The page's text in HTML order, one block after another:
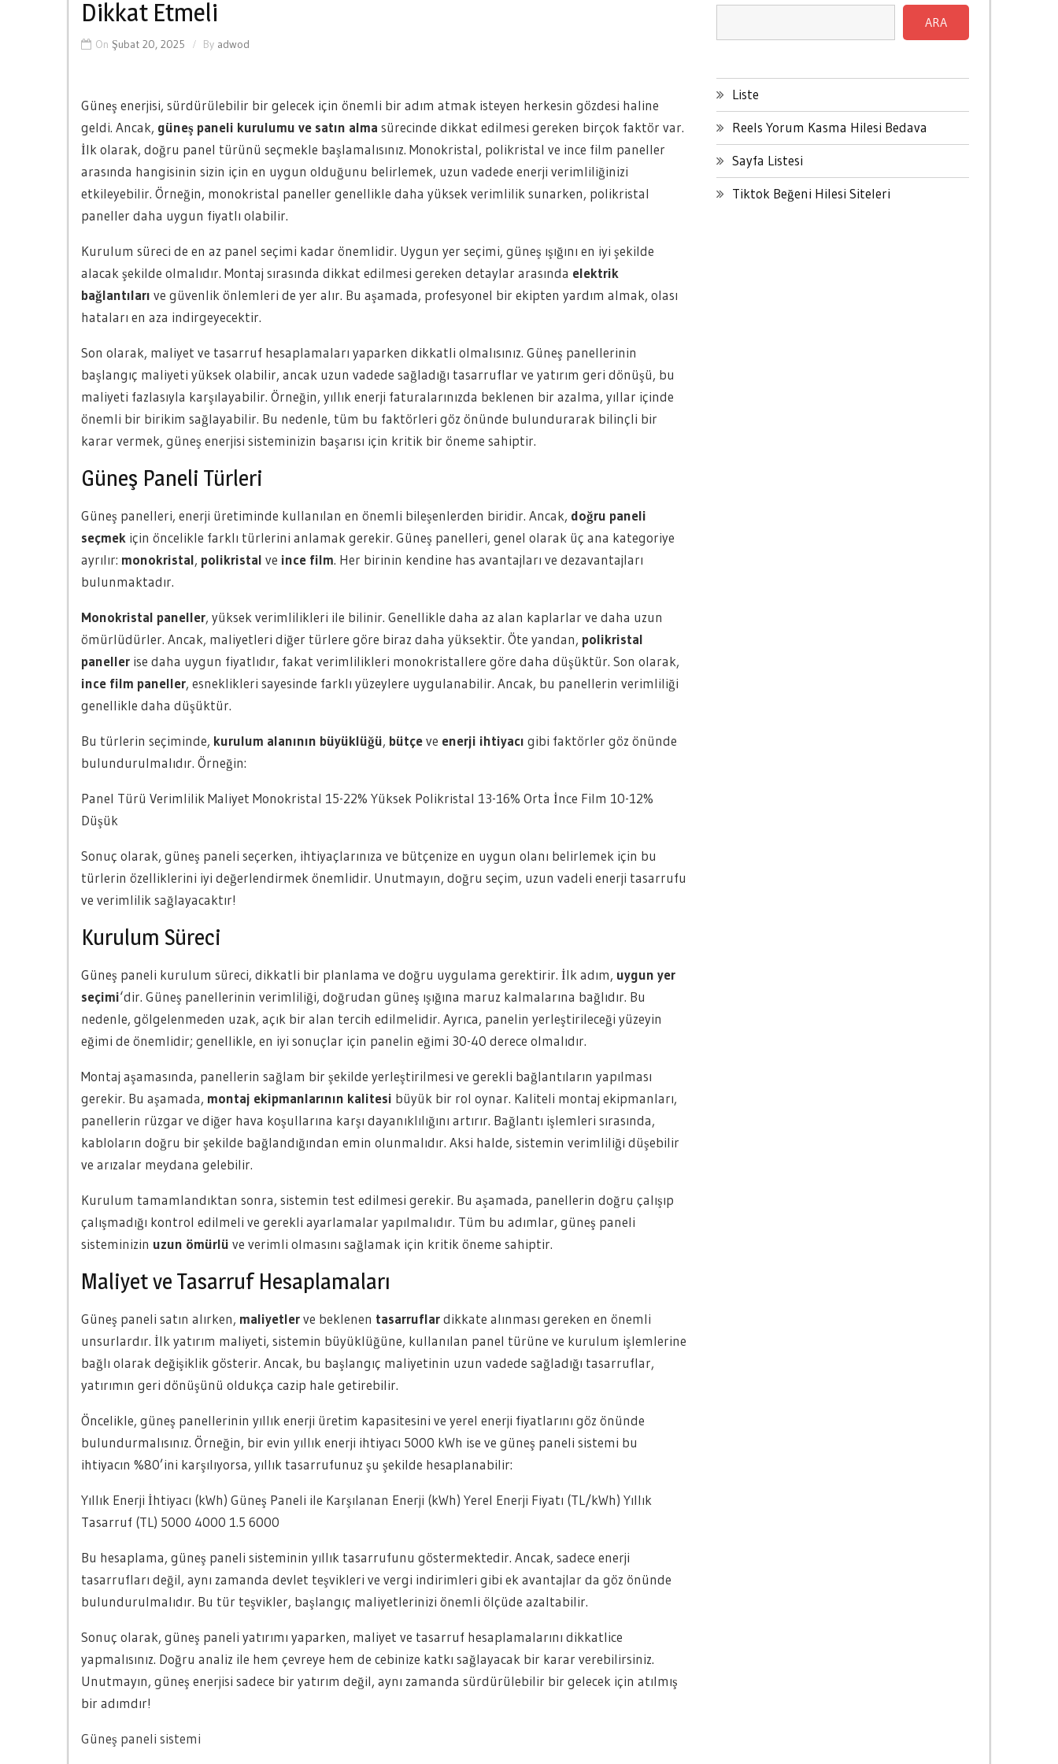
Dikkat Etmeli
On Şubat 20, 2025 By adwod
Güneş enerjisi, sürdürülebilir bir gelecek için önemli bir adım atmak isteyen herkesin gözdesi haline
geldi. Ancak, güneş paneli kurulumu ve satın alma sürecinde dikkat edilmesi gereken birçok faktör var.
İlk olarak, doğru panel türünü seçmekle başlamalısınız. Monokristal, polikristal ve ince film paneller
arasında hangisinin sizin için en uygun olduğunu belirlemek, uzun vadede enerji verimliliğinizi
etkileyebilir. Örneğin, monokristal paneller genellikle daha yüksek verimlilik sunarken, polikristal
paneller daha uygun fiyatlı olabilir.
Kurulum süreci de en az panel seçimi kadar önemlidir. Uygun yer seçimi, güneş ışığını en iyi şekilde
alacak şekilde olmalıdır. Montaj sırasında dikkat edilmesi gereken detaylar arasında elektrik
bağlantıları ve güvenlik önlemleri de yer alır. Bu aşamada, profesyonel bir ekipten yardım almak, olası
hataları en aza indirgeyecektir.
Son olarak, maliyet ve tasarruf hesaplamaları yaparken dikkatli olmalısınız. Güneş panellerinin
başlangıç maliyeti yüksek olabilir, ancak uzun vadede sağladığı tasarruflar ve yatırım geri dönüşü, bu
maliyeti fazlasıyla karşılayabilir. Örneğin, yıllık enerji faturalarınızda beklenen bir azalma, yıllar içinde
önemli bir birikim sağlayabilir. Bu nedenle, tüm bu faktörleri göz önünde bulundurarak bilinçli bir
karar vermek, güneş enerjisi sisteminizin başarısı için kritik bir öneme sahiptir.
Güneş Paneli Türleri
Güneş panelleri, enerji üretiminde kullanılan en önemli bileşenlerden biridir. Ancak, doğru paneli
seçmek için öncelikle farklı türlerini anlamak gerekir. Güneş panelleri, genel olarak üç ana kategoriye
ayrılır: monokristal, polikristal ve ince film. Her birinin kendine has avantajları ve dezavantajları
bulunmaktadır.
Monokristal paneller, yüksek verimlilikleri ile bilinir. Genellikle daha az alan kaplarlar ve daha uzun
ömürlüdürler. Ancak, maliyetleri diğer türlere göre biraz daha yüksektir. Öte yandan, polikristal
paneller ise daha uygun fiyatlıdır, fakat verimlilikleri monokristallere göre daha düşüktür. Son olarak,
ince film paneller, esneklikleri sayesinde farklı yüzeylere uygulanabilir. Ancak, bu panellerin verimliliği
genellikle daha düşüktür.
Bu türlerin seçiminde, kurulum alanının büyüklüğü, bütçeve enerji ihtiyacı gibi faktörler göz önünde
bulundurulmalıdır. Örneğin:
Panel Türü Verimlilik Maliyet Monokristal 15-22% Yüksek Polikristal 13-16% Orta İnce Film 10-12%
Düşük
Sonuç olarak, güneş paneli seçerken, ihtiyaçlarınıza ve bütçenize en uygun olanı belirlemek için bu
türlerin özelliklerini iyi değerlendirmek önemlidir. Unutmayın, doğru seçim, uzun vadeli enerji tasarrufu
ve verimlilik sağlayacaktır!
Kurulum Süreci
Güneş paneli kurulum süreci, dikkatli bir planlama ve doğru uygulama gerektirir. İlk adım, uygun yer
seçimi‘dir. Güneş panellerinin verimliliği, doğrudan güneş ışığına maruz kalmalarına bağlıdır. Bu
nedenle, gölgelenmeden uzak, açık bir alan tercih edilmelidir. Ayrıca, panelin yerleştirileceği yüzeyin
eğimi de önemlidir; genellikle, en iyi sonuçlar için panelin eğimi 30-40 derece olmalıdır.
Montaj aşamasında, panellerin sağlam bir şekilde yerleştirilmesi ve gerekli bağlantıların yapılması
gerekir. Bu aşamada, montaj ekipmanlarının kalitesi büyük bir rol oynar. Kaliteli montaj ekipmanları,
panellerin rüzgar ve diğer hava koşullarına karşı dayanıklılığını artırır. Bağlantı işlemleri sırasında,
kabloların doğru bir şekilde bağlandığından emin olunmalıdır. Aksi halde, sistemin verimliliği düşebilir
ve arızalar meydana gelebilir.
Kurulum tamamlandıktan sonra, sistemin test edilmesi gerekir. Bu aşamada, panellerin doğru çalışıp
çalışmadığı kontrol edilmeli ve gerekli ayarlamalar yapılmalıdır. Tüm bu adımlar, güneş paneli
sisteminizin uzun ömürlü ve verimli olmasını sağlamak için kritik öneme sahiptir.
Maliyet ve Tasarruf Hesaplamaları
Güneş paneli satın alırken, maliyetlerve beklenen tasarruflardikkate alınması gereken en önemli
unsurlardır. İlk yatırım maliyeti, sistemin büyüklüğüne, kullanılan panel türüne ve kurulum işlemlerine
bağlı olarak değişiklik gösterir. Ancak, bu başlangıç maliyetinin uzun vadede sağladığı tasarruflar,
yatırımın geri dönüşünü oldukça cazip hale getirebilir.
Öncelikle, güneş panellerinin yıllık enerji üretim kapasitesini ve yerel enerji fiyatlarını göz önünde
bulundurmalısınız. Örneğin, bir evin yıllık enerji ihtiyacı 5000 kWh ise ve güneş paneli sistemi bu
ihtiyacın %80’ini karşılıyorsa, yıllık tasarrufunuz şu şekilde hesaplanabilir:
Yıllık Enerji İhtiyacı (kWh) Güneş Paneli ile Karşılanan Enerji (kWh) Yerel Enerji Fiyatı (TL/kWh) Yıllık
Tasarruf (TL) 5000 4000 1.5 6000
Bu hesaplama, güneş paneli sisteminin yıllık tasarrufunu göstermektedir. Ancak, sadece enerji
tasarrufları değil, aynı zamanda devlet teşvikleri ve vergi indirimleri gibi ek avantajlar da göz önünde
bulundurulmalıdır. Bu tür teşvikler, başlangıç maliyetlerinizi önemli ölçüde azaltabilir.
Sonuç olarak, güneş paneli yatırımı yaparken, maliyet ve tasarruf hesaplamalarını dikkatlice
yapmalısınız. Doğru analiz ile hem çevreye hem de cebinize katkı sağlayacak bir karar verebilirsiniz.
Unutmayın, güneş enerjisi sadece bir yatırım değil, aynı zamanda sürdürülebilir bir gelecek için atılmış
bir adımdır!
Güneş paneli sistemi
ARA
Liste
Reels Yorum Kasma Hilesi Bedava
Sayfa Listesi
Tiktok Beğeni Hilesi Siteleri